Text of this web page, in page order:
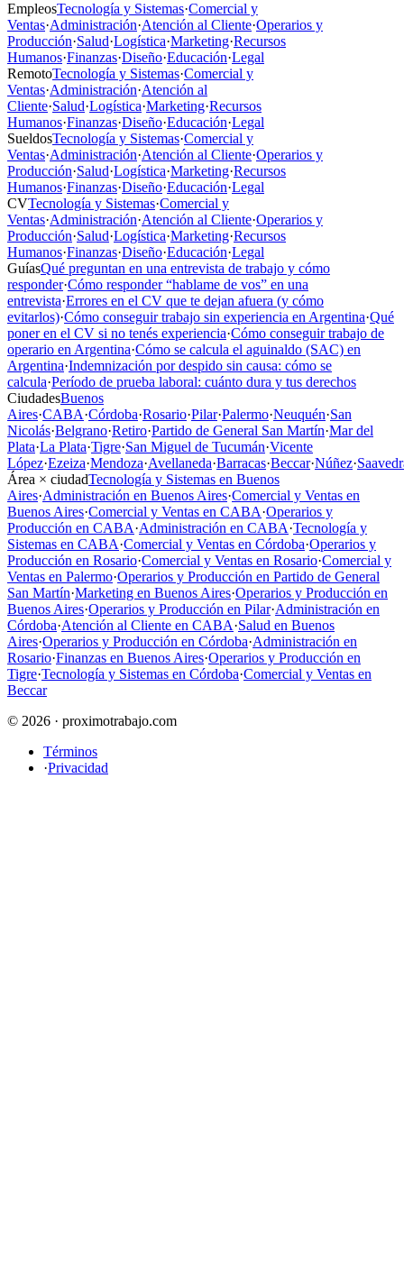
EmpleosTecnología y Sistemas·Comercial y
Ventas·Administración·Atención al Cliente·Operarios y
Producción·Salud·Logística·Marketing·Recursos
Humanos·Finanzas·Diseño·Educación·Legal
RemotoTecnología y Sistemas·Comercial y
Ventas·Administración·Atención al
Cliente·Salud·Logística·Marketing·Recursos
Humanos·Finanzas·Diseño·Educación·Legal
SueldosTecnología y Sistemas·Comercial y
Ventas·Administración·Atención al Cliente·Operarios y
Producción·Salud·Logística·Marketing·Recursos
Humanos·Finanzas·Diseño·Educación·Legal
CVTecnología y Sistemas·Comercial y
Ventas·Administración·Atención al Cliente·Operarios y
Producción·Salud·Logística·Marketing·Recursos
Humanos·Finanzas·Diseño·Educación·Legal
GuíasQué preguntan en una entrevista de trabajo y cómo
responder·Cómo responder “hablame de vos” en una
entrevista·Errores en el CV que te dejan afuera (y cómo
evitarlos)·Cómo conseguir trabajo sin experiencia en Argentina·Qué
poner en el CV si no tenés experiencia·Cómo conseguir trabajo de
operario en Argentina·Cómo se calcula el aguinaldo (SAC) en
Argentina·Indemnización por despido sin causa: cómo se
calcula·Período de prueba laboral: cuánto dura y tus derechos
CiudadesBuenos
Aires·CABA·Córdoba·Rosario·Pilar·Palermo·Neuquén·San
Nicolás·Belgrano·Retiro·Partido de General San Martín·Mar del
Plata·La Plata·Tigre·San Miguel de Tucumán·Vicente
López·Ezeiza·Mendoza·Avellaneda·Barracas·Beccar·Núñez·
Área × ciudadTecnología y Sistemas en Buenos
Aires·Administración en Buenos Aires·Comercial y Ventas en
Buenos Aires·Comercial y Ventas en CABA·Operarios y
Producción en CABA·Administración en CABA·Tecnología y
Sistemas en CABA·Comercial y Ventas en Córdoba·Operarios y
Producción en Rosario·Comercial y Ventas en Rosario·Comercial y
Ventas en Palermo·Operarios y Producción en Partido de General
San Martín·Marketing en Buenos Aires·Operarios y Producción en
Buenos Aires·Operarios y Producción en Pilar·Administración en
Córdoba·Atención al Cliente en CABA·Salud en Buenos
Aires·Operarios y Producción en Córdoba·Administración en
Rosario·Finanzas en Buenos Aires·Operarios y Producción en
Tigre·Tecnología y Sistemas en Córdoba·Comercial y Ventas en
Beccar
© 2026 · proximotrabajo.com
Términos
·Privacidad